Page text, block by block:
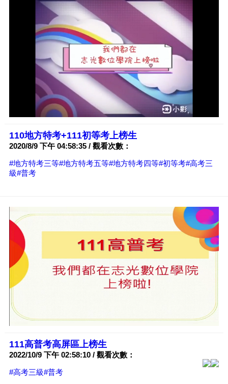
110地方特考+111初等考上榜生
2020/8/9 下午 04:58:35 / 觀看次數：
#地方特考三等#地方特考五等#地方特考四等#初等考#高考三
級#普考
111高普考高屏區上榜生
2022/10/9 下午 02:58:10 / 觀看次數：
#高考三級#普考